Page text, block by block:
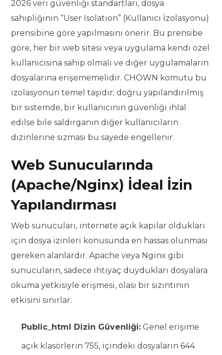
2026 veri güvenliği standartları, dosya
sahipliğinin “User Isolation” (Kullanıcı İzolasyonu)
prensibine göre yapılmasını önerir. Bu prensibe
göre, her bir web sitesi veya uygulama kendi özel
kullanıcısına sahip olmalı ve diğer uygulamaların
dosyalarına erişememelidir. CHOWN komutu bu
izolasyonun temel taşıdır; doğru yapılandırılmış
bir sistemde, bir kullanıcının güvenliği ihlal
edilse bile saldırganın diğer kullanıcıların
dizinlerine sızması bu sayede engellenir.
Web Sunucularında
(Apache/Nginx) İdeal İzin
Yapılandırması
Web sunucuları, internete açık kapılar oldukları
için dosya izinleri konusunda en hassas olunması
gereken alanlardır. Apache veya Nginx gibi
sunucuların, sadece ihtiyaç duydukları dosyalara
okuma yetkisiyle erişmesi, olası bir sızıntının
etkisini sınırlar.
Public_html Dizin Güvenliği: Genel erişime
açık klasörlerin 755, içindeki dosyaların 644